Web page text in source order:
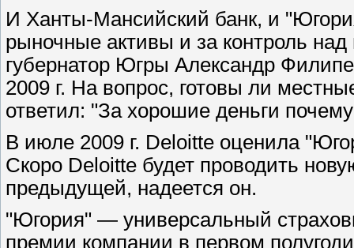
И Ханты-Мансийский банк, и
рыночные активы и за контроль над
губернатор Югры Александр
2009 г. На вопрос, готовы ли
ответил: "За хорошие деньги
В июле 2009 г. Deloitte оценила
Скоро Deloitte будет проводить
предыдущей, надеется он.
"Югория" — универсальный
премии компании в первом